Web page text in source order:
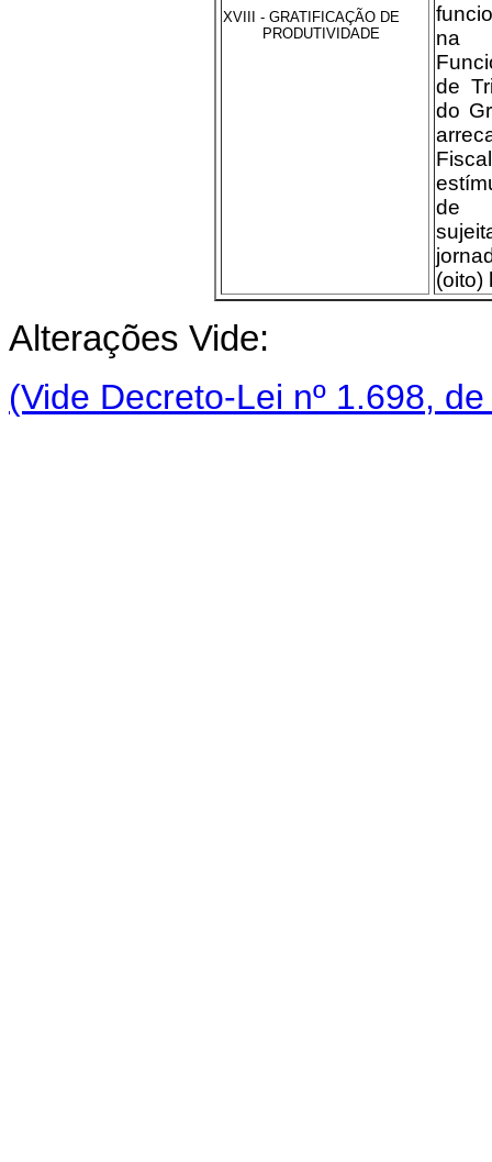
XVIII - GRATIFICAÇÃO DE
PRODUTIVIDADE
na
de
do
de
(oito)
Alterações Vide:
(Vide Decreto-Lei nº 1.698,